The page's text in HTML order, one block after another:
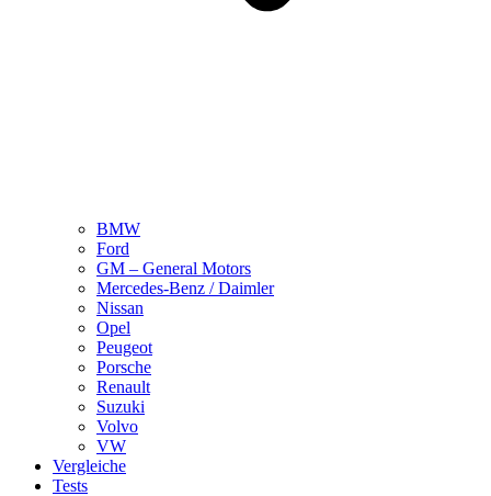
BMW
Ford
GM – General Motors
Mercedes-Benz / Daimler
Nissan
Opel
Peugeot
Porsche
Renault
Suzuki
Volvo
VW
Vergleiche
Tests